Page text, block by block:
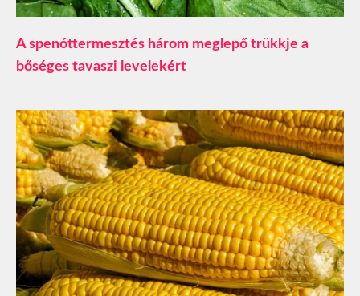
A spenóttermesztés három meglepő trükkje a
bőséges tavaszi levelekért